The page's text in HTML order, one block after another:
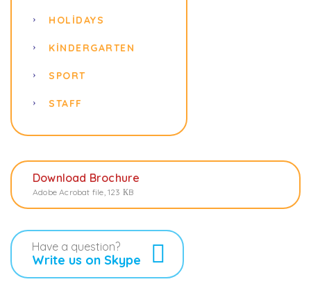
HOLIDAYS
KINDERGARTEN
SPORT
STAFF
Download Brochure
Adobe Acrobat file, 123 КB
Have a question?
Write us on Skype